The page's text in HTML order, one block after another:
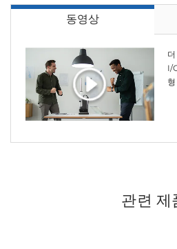
동영상
I/
관련 제